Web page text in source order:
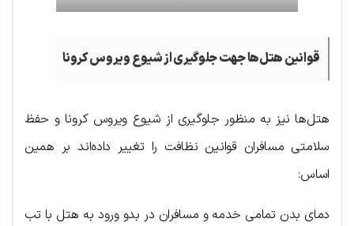
قوانین هتل‌ها جهت جلوگیری از شیوع ویروس کرونا
هتل‌ها نیز به منظور جلوگیری از شیوع ویروس کرونا و حفظ
سلامتی مسافران قوانین نظافت را تغییر داده‌اند بر همین
اساس:
دمای بدن تمامی خدمه و مسافران در بدو ورود به هتل با تب